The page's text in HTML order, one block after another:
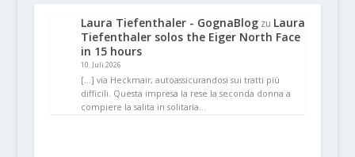
Laura Tiefenthaler - GognaBlogzu Laura
Tiefenthaler solos the Eiger North Face
in 15 hours
10. Juli 2026
[…] via Heckmair, autoassicurandosi sui tratti più
difficili. Questa impresa la rese la seconda donna a
compiere la salita in solitaria…